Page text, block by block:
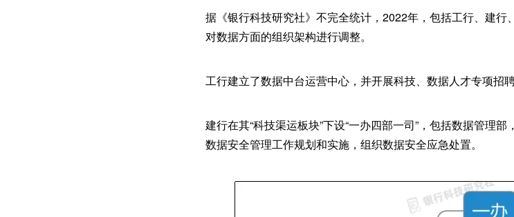
据《银行科技研究社》不完全统计，2022年，包括工行、建
对数据方面的组织架构进行调整。
工行建立了数据中台运营中心，并开展科技、数据人才专项招聘
建行在其“科技渠运板块”下设“一办四部一司”，包括数据管理
数据安全管理工作规划和实施，组织数据安全应急处置。